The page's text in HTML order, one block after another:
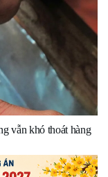
vẫn khó thoát hàng